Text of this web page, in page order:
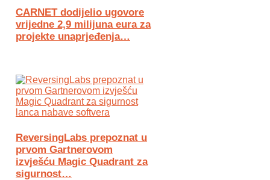
CARNET dodijelio ugovore
vrijedne 2,9 milijuna eura za
projekte unaprjeđenja…
ReversingLabs prepoznat u
prvom Gartnerovom
izvješću Magic Quadrant za
sigurnost…